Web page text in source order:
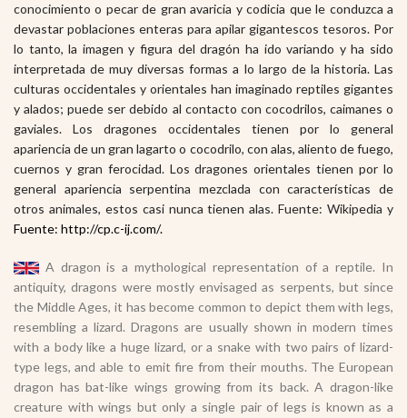
conocimiento o pecar de gran avaricia y codicia que le conduzca a
devastar poblaciones enteras para apilar gigantescos tesoros. Por
lo tanto, la imagen y figura del dragón ha ido variando y ha sido
interpretada de muy diversas formas a lo largo de la historia. Las
culturas occidentales y orientales han imaginado reptiles gigantes
y alados; puede ser debido al contacto con cocodrilos, caimanes o
gaviales. Los dragones occidentales tienen por lo general
apariencia de un gran lagarto o cocodrilo, con alas, aliento de fuego,
cuernos y gran ferocidad. Los dragones orientales tienen por lo
general apariencia serpentina mezclada con características de
otros animales, estos casi nunca tienen alas. Fuente: Wikipedia y
Fuente: http://cp.c-ij.com/.
A dragon is a mythological representation of a reptile. In
antiquity, dragons were mostly envisaged as serpents, but since
the Middle Ages, it has become common to depict them with legs,
resembling a lizard. Dragons are usually shown in modern times
with a body like a huge lizard, or a snake with two pairs of lizard-
type legs, and able to emit fire from their mouths. The European
dragon has bat-like wings growing from its back. A dragon-like
creature with wings but only a single pair of legs is known as a